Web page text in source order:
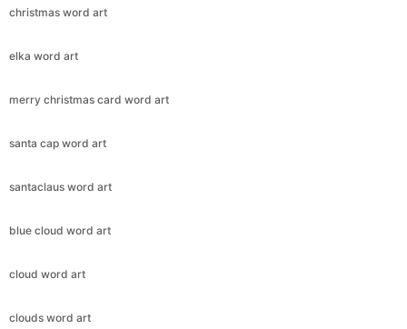
christmas word art
elka word art
merry christmas card word art
santa cap word art
santaclaus word art
blue cloud word art
cloud word art
clouds word art